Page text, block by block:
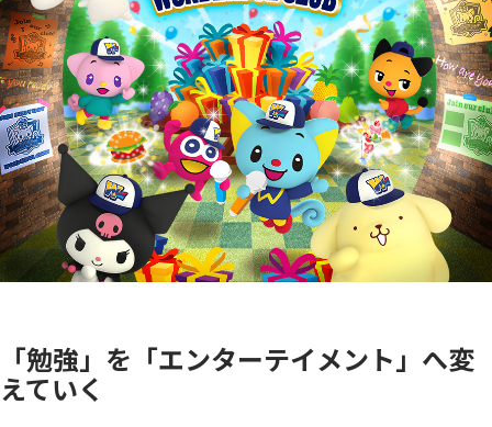
「勉強」を「エンターテイメント」へ変
えていく